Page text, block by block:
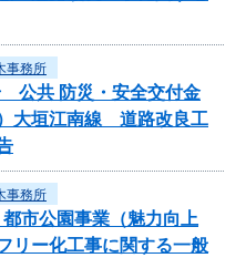
事務所
公共 防災・安全交付金
大垣江南線 道路改良工
事務所
市公園事業（魅力向上
ー化工事に関する一般